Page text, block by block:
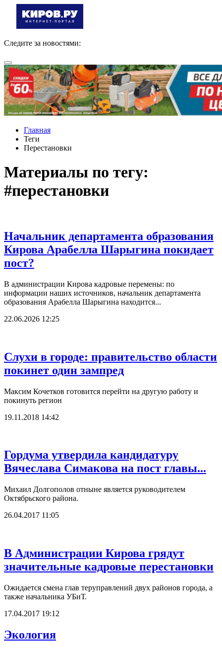
Следите за новостями:
Главная
Теги
Перестановки
Материалы по тегу:
#перестановки
Начальник департамента образования
Кирова Арабелла Шарыгина покидает
пост?
В администрации Кирова кадровые перемены: по
информации наших источников, начальник департамента
образования Арабелла Шарыгина находится...
22.06.2026 12:25
Слухи в городе: правительство области
покинет один зампред
Максим Кочетков готовится перейти на другую работу и
покинуть регион
19.11.2018 14:42
Гордума утвердила кандидатуру
Вячеслава Симакова на пост главы...
Михаил Долгополов отныне является руководителем
Октябрьского района.
26.04.2017 11:05
В Администрации Кирова грядут
значительные кадровые перестановки
Ожидается смена глав теруправлений двух районов города, а
также начальника УБиТ.
17.04.2017 19:12
Экология